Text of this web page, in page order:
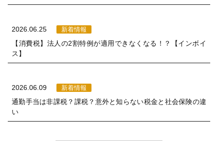
2026.06.25 新着情報
【消費税】法人の2割特例が適用できなくなる！？【インボイ
ス】
2026.06.09 新着情報
通勤手当は非課税？課税？意外と知らない税金と社会保険の違
い